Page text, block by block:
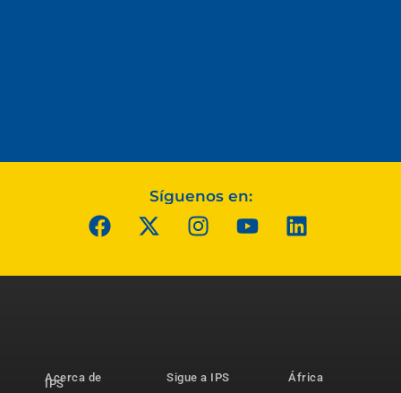
Síguenos en:
Acerca de
IPS
Sigue a IPS
África